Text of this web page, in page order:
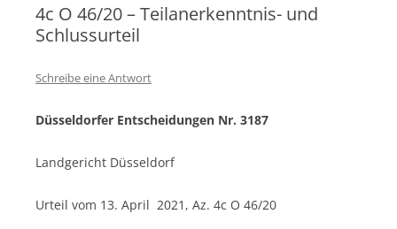
4c O 46/20 – Teilanerkenntnis- und
Schlussurteil
Schreibe eine Antwort
Düsseldorfer Entscheidungen Nr. 3187
Landgericht Düsseldorf
Urteil vom 13. April 2021, Az. 4c O 46/20